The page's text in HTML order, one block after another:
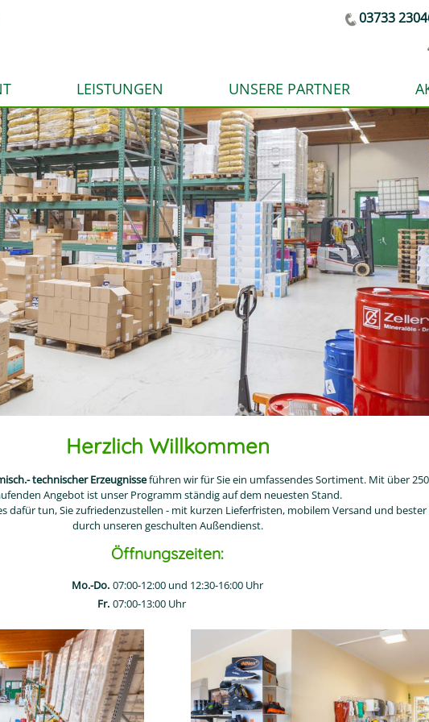
03733
LEISTUNGEN UNSERE PARTNER
Herzlich Willkommen
technischer Erzeugnisseführen wir für Sie ein umfassendes Sortiment. Mit über
Angebot ist unser Programm ständig auf dem neuesten Stand.
dafür tun, Sie zufriedenzustellen - mit kurzen Lieferfristen, mobilem Versand und
durch unseren geschulten Außendienst.
Öffnungszeiten:
Mo.-Do. 07:00-12:00 und 12:30-16:00 Uhr
Fr. 07:00-13:00 Uhr